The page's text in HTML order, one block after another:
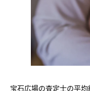
宝石広場の査定士の平